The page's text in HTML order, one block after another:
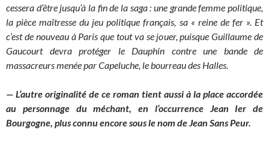
cessera d’être jusqu’à la fin de la saga : une grande femme politique,
la pièce maîtresse du jeu politique français, sa « reine de fer ». Et
c’est de nouveau à Paris que tout va se jouer, puisque Guillaume de
Gaucourt devra protéger le Dauphin contre une bande de
massacreurs menée par Capeluche, le bourreau des Halles.
— L’autre originalité de ce roman tient aussi à la place accordée
au personnage du méchant, en l’occurrence Jean Ier de
Bourgogne, plus connu encore sous le nom de Jean Sans Peur.